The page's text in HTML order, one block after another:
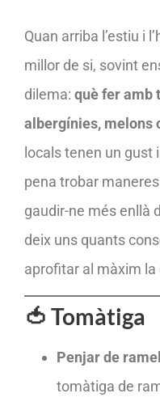
Quan arriba l’estiu i
millor de si, sovint
dilema: què fer amb
albergínies, melons
locals tenen un gust
pena trobar
gaudir-ne més enllà
deix uns quants
aprofitar al màxim la
🍅 Tomàtiga
Penjar de
tomàtiga de